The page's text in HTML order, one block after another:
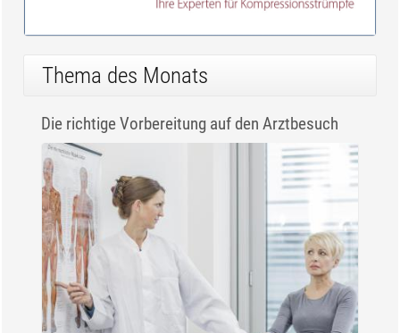
Thema des Monats
Die richtige Vorbereitung auf den Arztbesuch